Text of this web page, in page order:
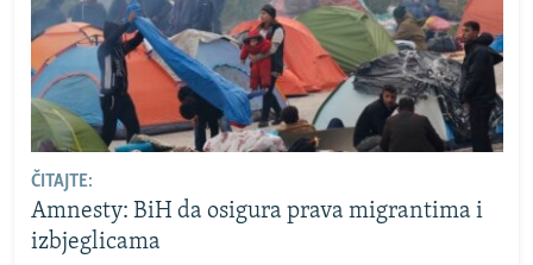
ČITAJTE:
Amnesty: BiH da osigura prava migrantima i
izbjeglicama